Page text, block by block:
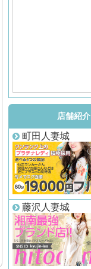
店舗紹介
町田人妻城
藤沢人妻城